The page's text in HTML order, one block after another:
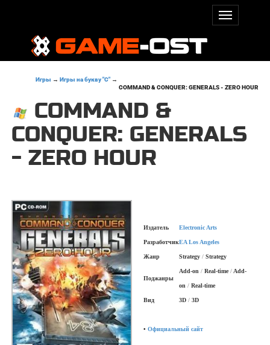
Игры → Игры на букву "C"→
COMMAND & CONQUER: GENERALS - ZERO HOUR
COMMAND &
CONQUER: GENERALS
- ZERO HOUR
Издатель Electronic Arts
РазработчикEA Los Angeles
Жанр Strategy/ Strategy
Поджанры
Add-on/ Real-time/ Add-
on/ Real-time
Вид 3D/ 3D
•Официальный сайт